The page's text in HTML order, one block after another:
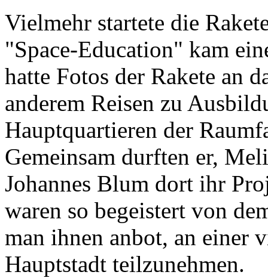
Vielmehr startete die
"Space-Education" kam
hatte Fotos der Rakete an
anderem Reisen zu
Hauptquartieren der
Gemeinsam durften er,
Johannes Blum dort ihr
waren so begeistert von
man ihnen anbot, an einer
Hauptstadt teilzunehmen.